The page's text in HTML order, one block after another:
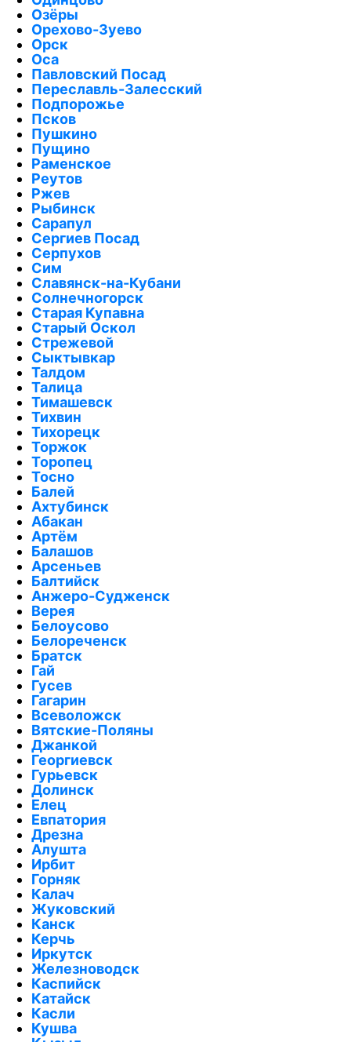
Озёры
Орехово-Зуево
Орск
Оса
Павловский Посад
Переславль-Залесский
Подпорожье
Псков
Пушкино
Пущино
Раменское
Реутов
Ржев
Рыбинск
Сарапул
Сергиев Посад
Серпухов
Сим
Славянск-на-Кубани
Солнечногорск
Старая Купавна
Старый Оскол
Стрежевой
Сыктывкар
Талдом
Талица
Тимашевск
Тихвин
Тихорецк
Торжок
Торопец
Тосно
Балей
Ахтубинск
Абакан
Артём
Балашов
Арсеньев
Балтийск
Анжеро-Судженск
Верея
Белоусово
Белореченск
Братск
Гай
Гусев
Гагарин
Всеволожск
Вятские-Поляны
Джанкой
Георгиевск
Гурьевск
Долинск
Елец
Евпатория
Дрезна
Алушта
Ирбит
Горняк
Калач
Жуковский
Канск
Керчь
Иркутск
Железноводск
Каспийск
Катайск
Касли
Кушва